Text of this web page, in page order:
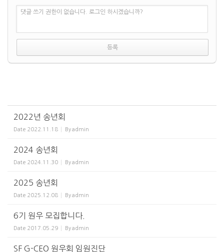
댓글 쓰기 권한이 없습니다. 로그인 하시겠습니까?
2022년 송년회
Date 2022.11.18 Byadmin
2024 송년회
Date 2024.11.30 Byadmin
2025 송년회
Date 2025.12.08 Byadmin
6기 원우 모집합니다.
Date 2017.05.29 Byadmin
SF G-CEO 원우회 임원진단